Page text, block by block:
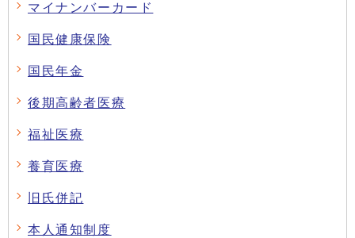
マイナンバーカード
国民健康保険
国民年金
後期高齢者医療
福祉医療
養育医療
旧氏併記
本人通知制度